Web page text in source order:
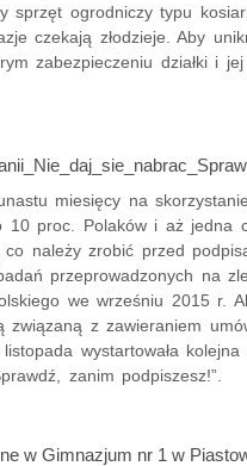
sprzęt ogrodniczy typu
czekają złodzieje. Aby
zabezpieczeniu działki i
miesięcy na
10 proc. Polaków i aż jedna
co należy zrobić przed
przeprowadzonych na
we wrześniu 2015 r.
związaną z zawieraniem
wystartowała kolejna
zanim podpiszesz!”.
w Gimnazjum nr 1 w